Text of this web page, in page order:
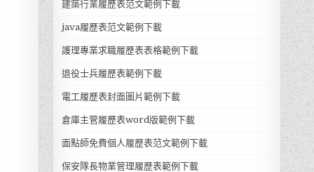
建築行業履歷表范文範例下載
java履歷表范文範例下載
護理專業求職履歷表表格範例下載
退役士兵履歷表範例下載
電工履歷表封面圖片範例下載
倉庫主管履歷表word版範例下載
面點師免費個人履歷表范文範例下載
保安隊長物業管理履歷表範例下載